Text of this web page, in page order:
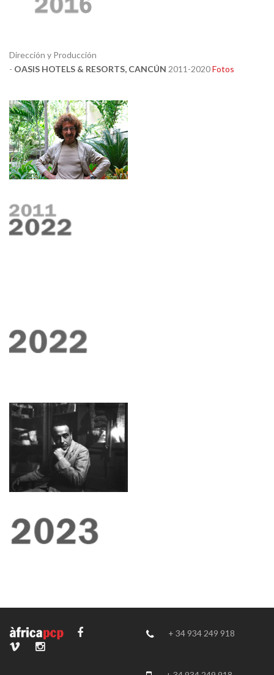
Dirección y Producción
- OASIS HOTELS & RESORTS, CANCÚN 2011-2020Fotos
+ 34 934 249 918